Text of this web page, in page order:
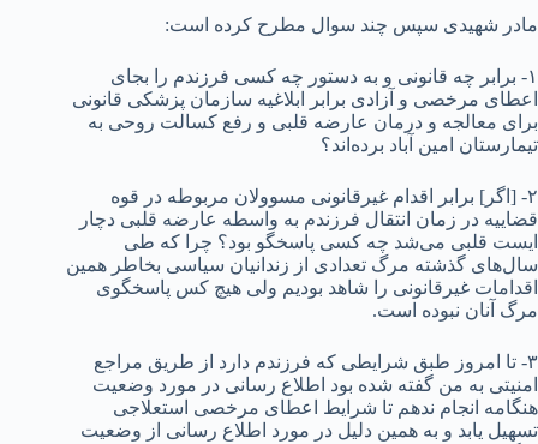
مادر شهیدی سپس چند سوال مطرح کرده است:
۱- برابر چه قانونی و به دستور چه کسی فرزندم را بجای
اعطای مرخصی و آزادی برابر ابلاغیه سازمان پزشکی قانونی
برای معالجه و درمان عارضه قلبی و رفع کسالت روحی به
تیمارستان امین آباد برده‌اند؟
۲- [اگر] برابر اقدام غیرقانونی مسوولان مربوطه در قوه
قضاییه در زمان انتقال فرزندم به واسطه عارضه قلبى دچار
ایست قلبى می‌شد چه کسى پاسخگو بود؟ چرا که طی
سال‌های گذشته مرگ تعدادی از زندانیان سیاسی بخاطر همین
اقدامات غیرقانونی را شاهد بودیم ولی هیچ کس پاسخگوی
مرگ آنان نبوده است.
۳- تا امروز طبق شرایطی که فرزندم دارد از طریق مراجع
امنیتی به من گفته شده بود اطلاع رسانى در مورد وضعیت
هنگامه انجام ندهم تا شرایط اعطای مرخصی استعلاجی
تسهیل یابد و به همین دلیل در مورد اطلاع رسانی از وضعیت